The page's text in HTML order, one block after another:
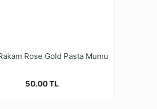
Rose Gold Pasta Mumu
50.00 TL